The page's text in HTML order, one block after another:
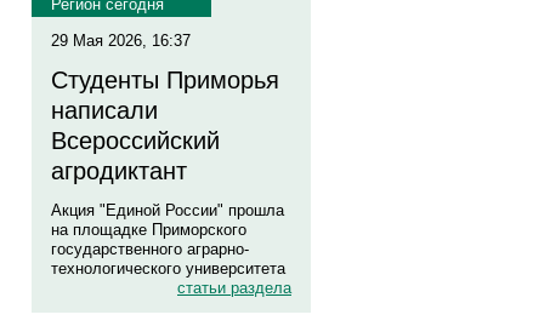
Регион сегодня
29 Мая 2026, 16:37
Студенты Приморья
написали
Всероссийский
агродиктант
Акция "Единой России" прошла
на площадке Приморского
государственного аграрно-
технологического университета
статьи раздела